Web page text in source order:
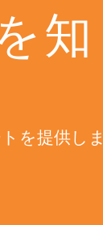
知
を提供しま